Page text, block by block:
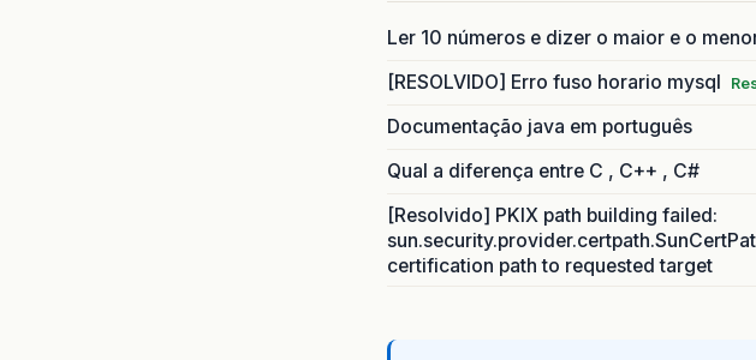
Ler 10 números e dizer o maior e o
[RESOLVIDO] Erro fuso horario mysql
Documentação java em português
Qual a diferença entre C , C++ , C#
[Resolvido] PKIX path building failed:
certification path to requested target